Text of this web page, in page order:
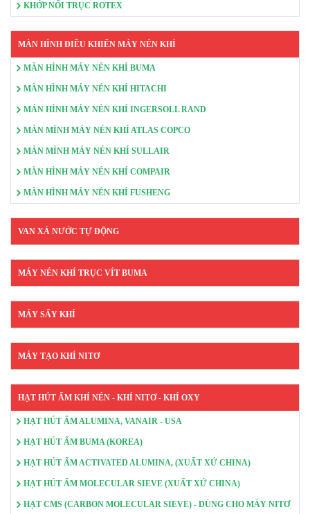
KHỚP NỐI TRỤC ROTEX
MÀN HÌNH ĐIỀU KHIỂN MÁY NÉN KHÍ
MÀN HÌNH MÁY NÉN KHÍ BUMA
MÀN HÌNH MÁY NÉN KHÍ HITACHI
MÁN HÌNH MÁY NÉN KHÍ INGERSOLL RAND
MÀN MÌNH MÁY NÉN KHÍ ATLAS COPCO
MÀN MÌNH MÁY NÉN KHÍ SULLAIR
MÀN HÌNH MÁY NÉN KHÍ COMPAIR
MÀN HÌNH MÁY NÉN KHÍ FUSHENG
VAN XẢ NƯỚC TỰ ĐỘNG
MÁY NÉN KHÍ TRỤC VÍT BUMA
MÁY SẤY KHÍ
MÁY TẠO KHÍ NITƠ
HẠT HÚT ẨM KHÍ NÉN - KHÍ NITƠ - KHÍ OXY
HẠT HÚT ẨM ALUMINA, VANAIR - USA
HẠT HÚT ẨM BUMA (KOREA)
HẠT HÚT ẨM ACTIVATED ALUMINA, (XUẤT XỨ CHINA)
HẠT HÚT ẨM MOLECULAR SIEVE (XUẤT XỨ CHINA)
HẠT CMS (CARBON MOLECULAR SIEVE) - DÙNG CHO MÁY NITƠ